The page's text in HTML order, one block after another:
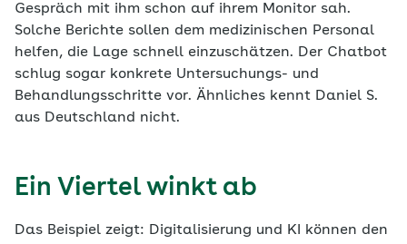
Gespräch mit ihm schon auf ihrem Monitor sah.
Solche Berichte sollen dem medizinischen Personal
helfen, die Lage schnell einzuschätzen. Der Chatbot
schlug sogar konkrete Untersuchungs- und
Behandlungsschritte vor. Ähnliches kennt Daniel S.
aus Deutschland nicht.
Ein Viertel winkt ab
Das Beispiel zeigt: Digitalisierung und KI können den